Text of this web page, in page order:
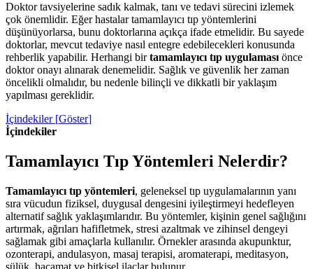
Doktor tavsiyelerine sadık kalmak, tanı ve tedavi sürecini izlemek
çok önemlidir. Eğer hastalar tamamlayıcı tıp yöntemlerini
düşünüyorlarsa, bunu doktorlarına açıkça ifade etmelidir. Bu sayede
doktorlar, mevcut tedaviye nasıl entegre edebilecekleri konusunda
rehberlik yapabilir. Herhangi birtamamlayıcı tıp uygulaması önce
doktor onayı alınarak denemelidir. Sağlık ve güvenlik her zaman
öncelikli olmalıdır, bu nedenle bilinçli ve dikkatli bir yaklaşım
yapılması gereklidir.
İçindekiler [Göster]
İçindekiler
Tamamlayıcı Tıp Yöntemleri Nelerdir?
Tamamlayıcı tıp yöntemleri, geleneksel tıp uygulamalarının yanı
sıra vücudun fiziksel, duygusal dengesini iyileştirmeyi hedefleyen
alternatif sağlık yaklaşımlarıdır. Bu yöntemler, kişinin genel sağlığını
artırmak, ağrıları hafifletmek, stresi azaltmak ve zihinsel dengeyi
sağlamak gibi amaçlarla kullanılır. Örnekler arasında akupunktur,
ozonterapi, andulasyon, masaj terapisi, aromaterapi, meditasyon,